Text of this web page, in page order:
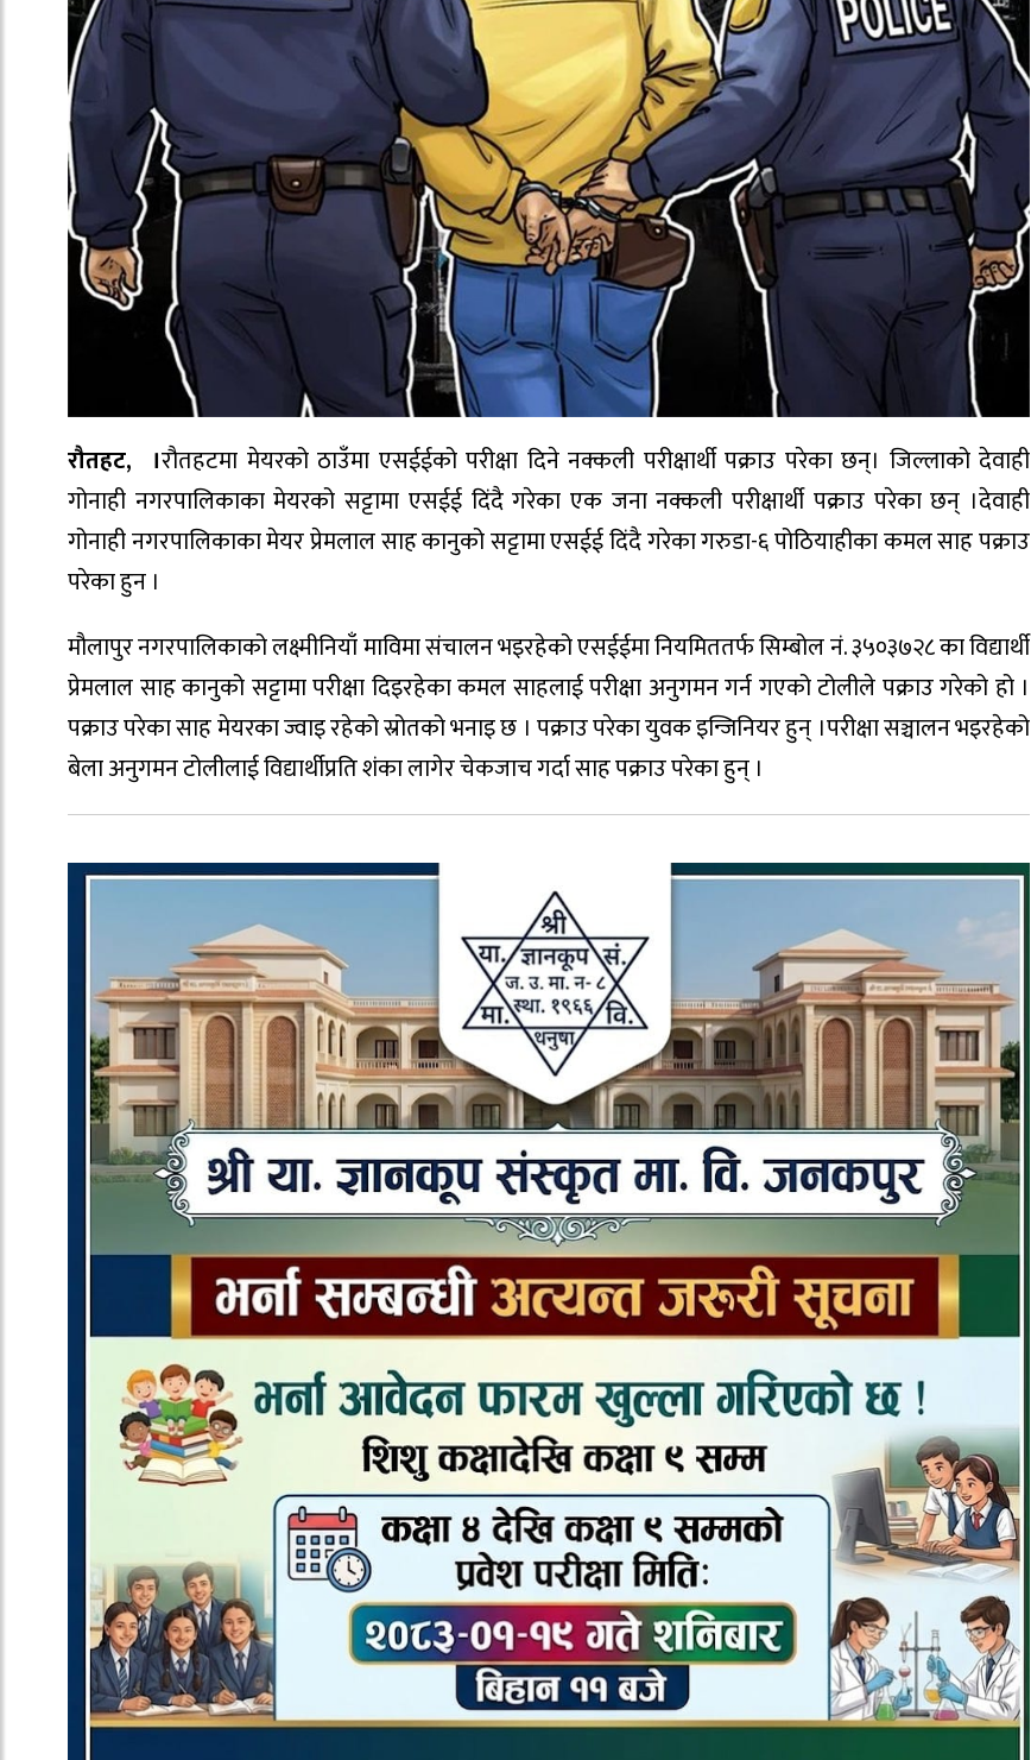
रौतहट, ।रौतहटमा मेयरको ठाउँमा एसईईको परीक्षा दिने नक्कली परीक्षार्थी पक्राउ परेका छन्। जिल्लाको देवाही
गोनाही नगरपालिकाका मेयरको सट्टामा एसईई दिंदै गरेका एक जना नक्कली परीक्षार्थी पक्राउ परेका छन् ।देवाही
गोनाही नगरपालिकाका मेयर प्रेमलाल साह कानुको सट्टामा एसईई दिंदै गरेका गरुडा-६ पोठियाहीका कमल साह पक्राउ
परेका हुन ।
मौलापुर नगरपालिकाको लक्ष्मीनियाँ माविमा संचालन भइरहेको एसईईमा नियमिततर्फ सिम्बोल नं. ३५०३७२८ का विद्यार्थी
प्रेमलाल साह कानुको सट्टामा परीक्षा दिइरहेका कमल साहलाई परीक्षा अनुगमन गर्न गएको टोलीले पक्राउ गरेको हो ।
पक्राउ परेका साह मेयरका ज्वाइ रहेको स्रोतको भनाइ छ । पक्राउ परेका युवक इन्जिनियर हुन् ।परीक्षा सञ्चालन भइरहेको
बेला अनुगमन टोलीलाई विद्यार्थीप्रति शंका लागेर चेकजाच गर्दा साह पक्राउ परेका हुन् ।